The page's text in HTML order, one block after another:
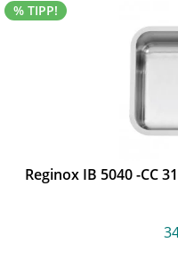
% TIPP!
Reginox IB 5040 -CC